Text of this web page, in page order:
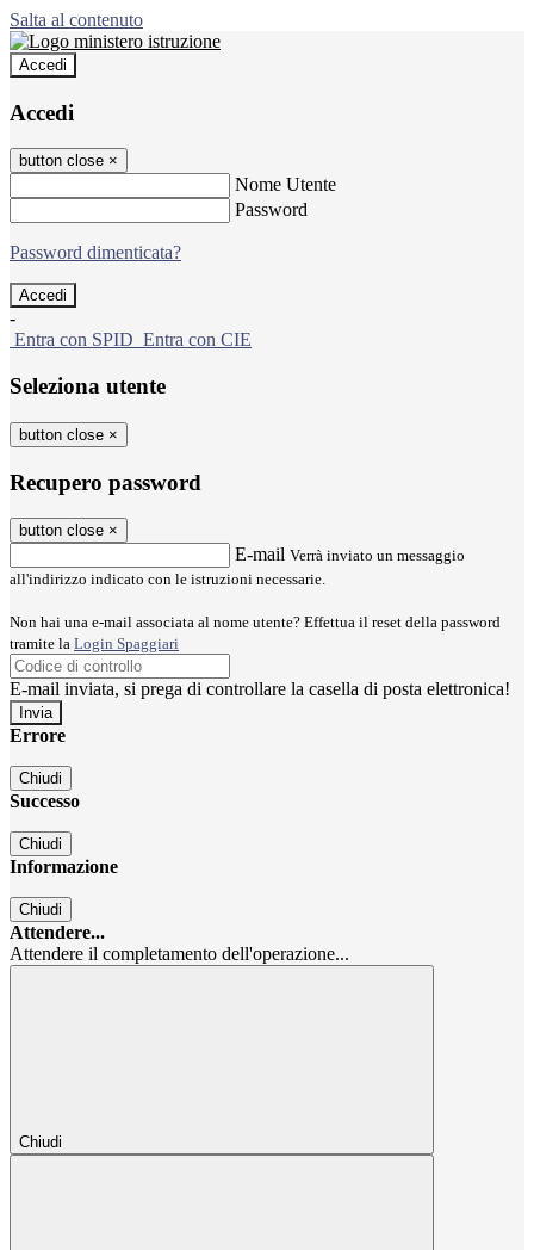
Salta al contenuto
Accedi
Accedi
button close ×
Nome Utente
Password
Password dimenticata?
-
Entra con SPID Entra con CIE
Seleziona utente
button close ×
Recupero password
button close ×
E-mail Verrà inviato un messaggio
all'indirizzo indicato con le istruzioni necessarie.
Non hai una e-mail associata al nome utente? Effettua il reset della password
tramite la Login Spaggiari
E-mail inviata, si prega di controllare la casella di posta elettronica!
Errore
Chiudi
Successo
Chiudi
Informazione
Chiudi
Attendere...
Attendere il completamento dell'operazione...
Chiudi